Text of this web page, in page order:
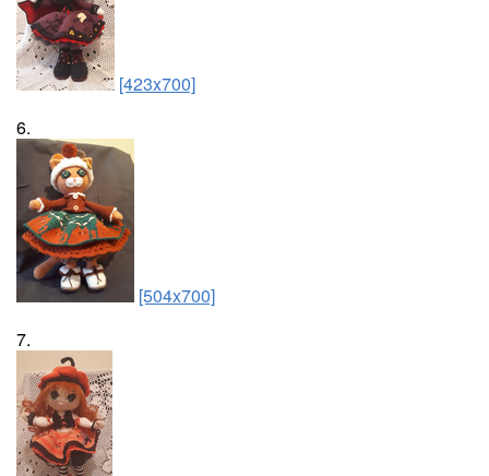
[423x700]
6.
[504x700]
7.